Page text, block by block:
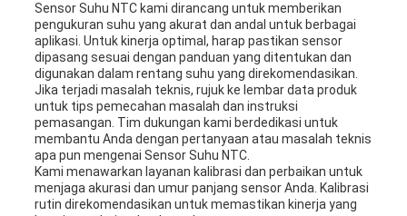
Sensor Suhu NTC kami dirancang untuk memberikan
pengukuran suhu yang akurat dan andal untuk berbagai
aplikasi. Untuk kinerja optimal, harap pastikan sensor
dipasang sesuai dengan panduan yang ditentukan dan
digunakan dalam rentang suhu yang direkomendasikan.
Jika terjadi masalah teknis, rujuk ke lembar data produk
untuk tips pemecahan masalah dan instruksi
pemasangan. Tim dukungan kami berdedikasi untuk
membantu Anda dengan pertanyaan atau masalah teknis
apa pun mengenai Sensor Suhu NTC.
Kami menawarkan layanan kalibrasi dan perbaikan untuk
menjaga akurasi dan umur panjang sensor Anda. Kalibrasi
rutin direkomendasikan untuk memastikan kinerja yang